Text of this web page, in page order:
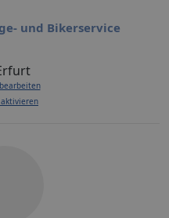
und Bikerservice